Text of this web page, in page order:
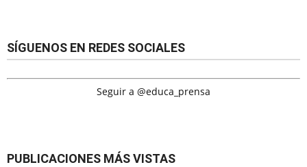
SÍGUENOS EN REDES SOCIALES
Seguir a @educa_prensa
PUBLICACIONES MÁS VISTAS